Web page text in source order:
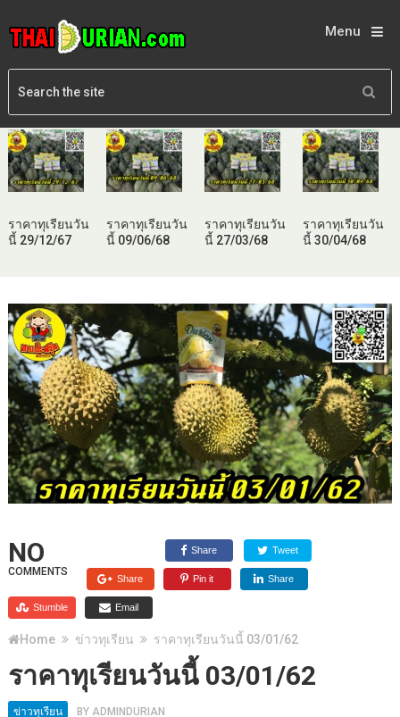
Menu
ราคาทุเรียนวัน
นี้ 29/12/67
ราคาทุเรียนวัน
นี้ 09/06/68
ราคาทุเรียนวัน
นี้ 27/03/68
ราคาทุเรียนวัน
นี้ 30/04/68
NO
COMMENTS
Share Tweet
Share Pin it Share
Stumble Email
Home ข่าวทุเรียน ราคาทุเรียนวันนี้ 03/01/62
ราคาทุเรียนวันนี้ 03/01/62
ข่าวทุเรียน BY ADMINDURIAN